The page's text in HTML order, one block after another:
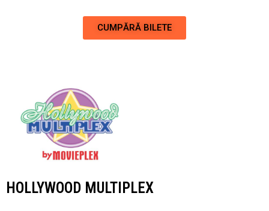
CUMPĂRĂ BILETE
HOLLYWOOD MULTIPLEX